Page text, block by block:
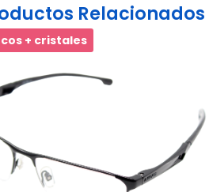
Relacionados
+ cristales